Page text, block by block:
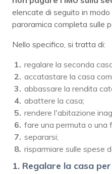
elencate di seguito in
paroramica completa sulle
Nello specifico, si tratta di:
regalare la seconda
accatastare la casa
abbassare la rendita
abattere la casa;
rendere l'abitazione
fare una permuta o una
separarsi;
risparmiare sulle spese
1. Regalare la casa